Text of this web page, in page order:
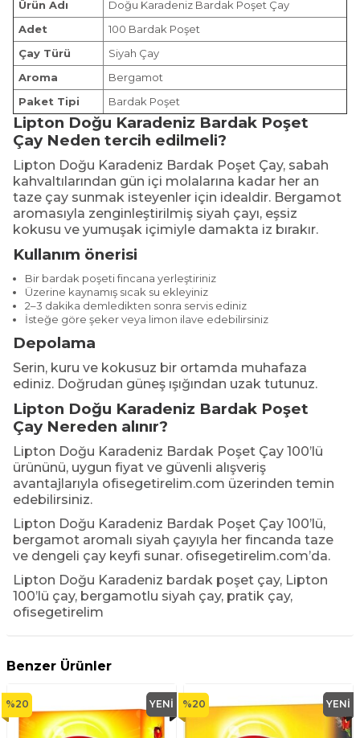
Ürün Adı
Doğu Karadeniz Bardak Poşet Çay
Adet
100 Bardak Poşet
Çay Türü
Siyah Çay
Aroma
Bergamot
Paket Tipi
Bardak Poşet
Lipton Doğu Karadeniz Bardak Poşet
Çay Neden tercih edilmeli?
Lipton Doğu Karadeniz Bardak Poşet Çay, sabah
kahvaltılarından gün içi molalarına kadar her an
taze çay sunmak isteyenler için idealdir. Bergamot
aromasıyla zenginleştirilmiş siyah çayı, eşsiz
kokusu ve yumuşak içimiyle damakta iz bırakır.
Kullanım önerisi
Bir bardak poşeti fincana yerleştiriniz
Üzerine kaynamış sıcak su ekleyiniz
2–3 dakika demledikten sonra servis ediniz
İsteğe göre şeker veya limon ilave edebilirsiniz
Depolama
Serin, kuru ve kokusuz bir ortamda muhafaza
ediniz. Doğrudan güneş ışığından uzak tutunuz.
Lipton Doğu Karadeniz Bardak Poşet
Çay Nereden alınır?
Lipton Doğu Karadeniz Bardak Poşet Çay 100’lü
ürününü, uygun fiyat ve güvenli alışveriş
avantajlarıyla ofisegetirelim.com üzerinden temin
edebilirsiniz.
Lipton Doğu Karadeniz Bardak Poşet Çay 100’lü,
bergamot aromalı siyah çayıyla her fincanda taze
ve dengeli çay keyfi sunar. ofisegetirelim.com’da.
Lipton Doğu Karadeniz bardak poşet çay, Lipton
100’lü çay, bergamotlu siyah çay, pratik çay,
ofisegetirelim
Benzer Ürünler
%20 YENI %20 YENI